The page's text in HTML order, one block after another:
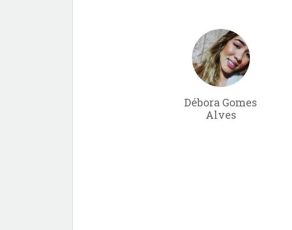
Débora Gomes
Alves